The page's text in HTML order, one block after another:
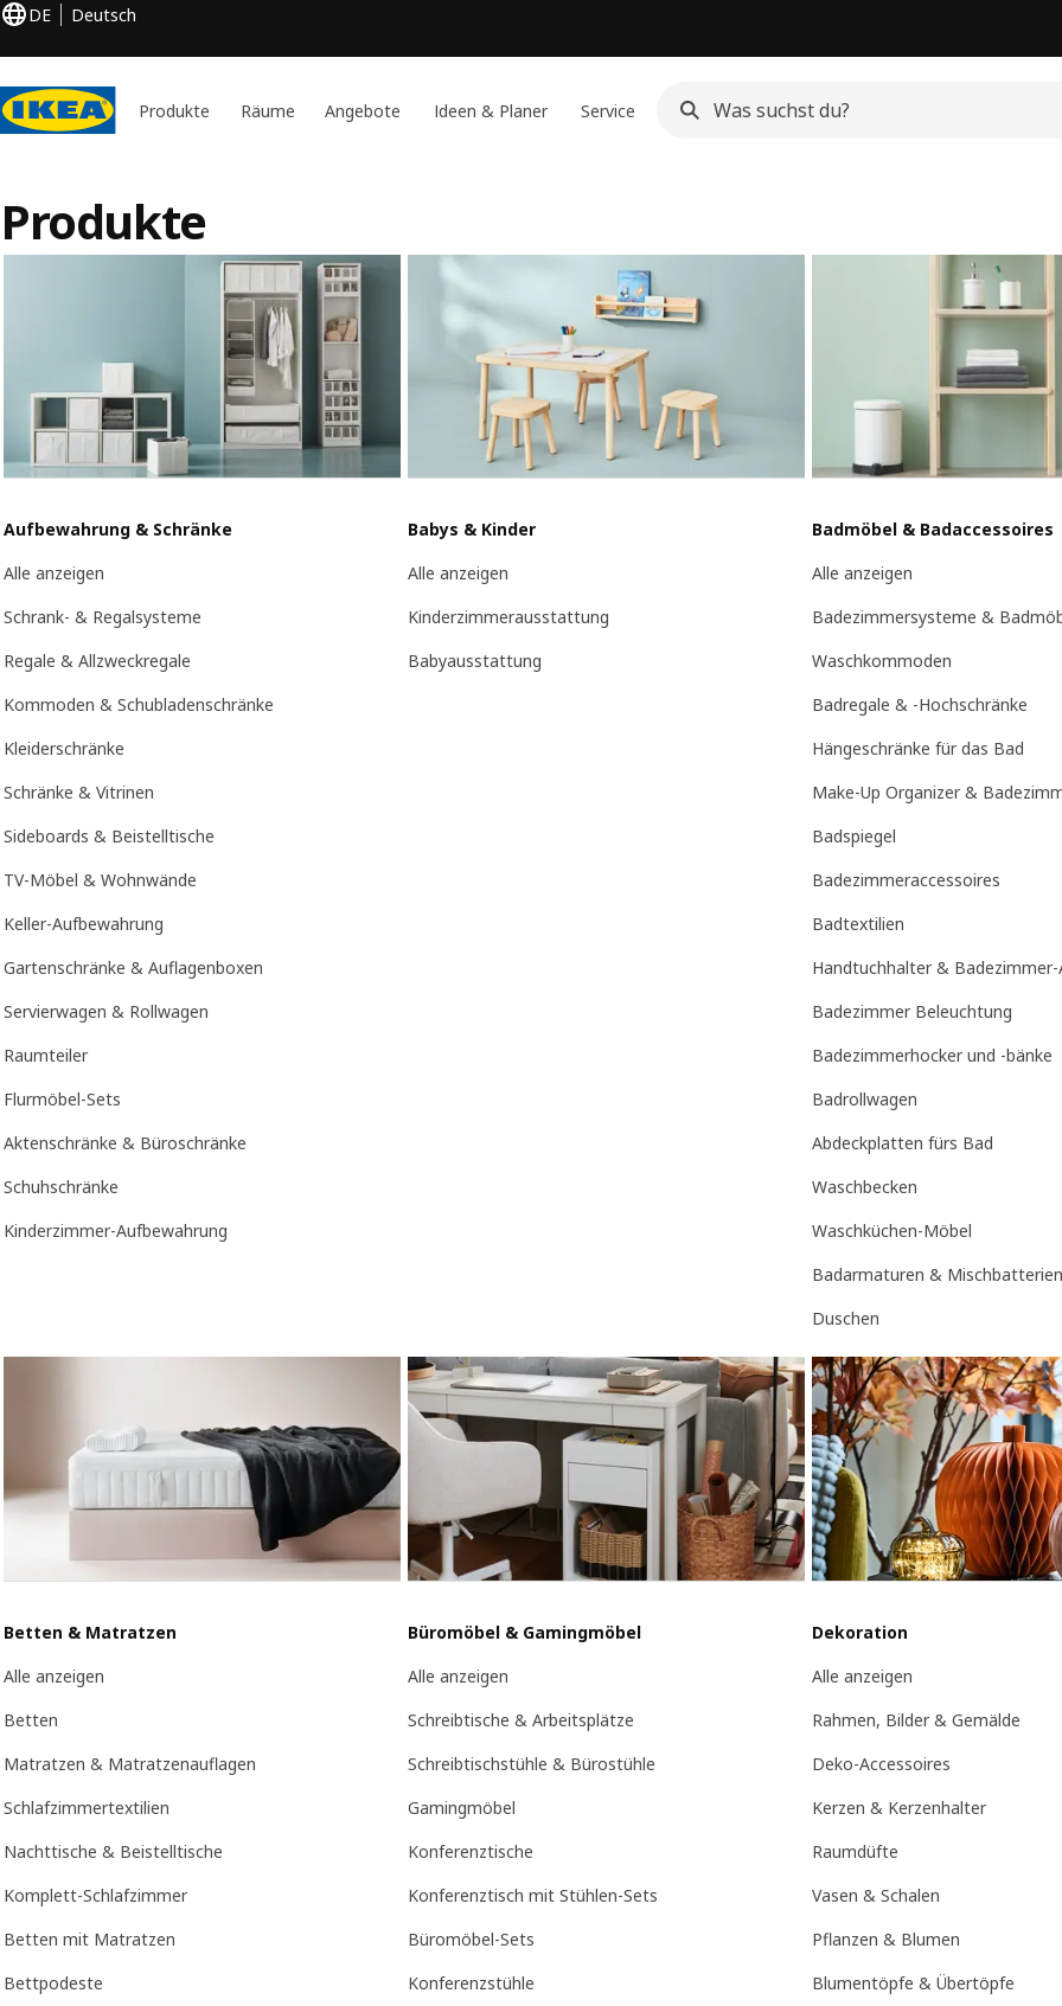
DE Deutsch
Produkte Räume Angebote Ideen & Planer Service
Produkte
Aufbewahrung & Schränke
Alle anzeigen
Schrank- & Regalsysteme
Regale & Allzweckregale
Kommoden & Schubladenschränke
Kleiderschränke
Schränke & Vitrinen
Sideboards & Beistelltische
TV-Möbel & Wohnwände
Keller-Aufbewahrung
Gartenschränke & Auflagenboxen
Servierwagen & Rollwagen
Raumteiler
Flurmöbel-Sets
Aktenschränke & Büroschränke
Schuhschränke
Kinderzimmer-Aufbewahrung
Babys & Kinder
Alle anzeigen
Kinderzimmerausstattung
Babyausstattung
Badmöbel & Badaccessoires
Alle anzeigen
Badezimmersysteme &
Waschkommoden
Badregale & -Hochschränke
Hängeschränke für das Bad
Make-Up Organizer &
Badspiegel
Badezimmeraccessoires
Badtextilien
Handtuchhalter & Badezimmer-
Badezimmer Beleuchtung
Badezimmerhocker und -bänke
Badrollwagen
Abdeckplatten fürs Bad
Waschbecken
Waschküchen-Möbel
Badarmaturen & Mischbatterien
Duschen
Betten & Matratzen
Alle anzeigen
Betten
Matratzen & Matratzenauflagen
Schlafzimmertextilien
Nachttische & Beistelltische
Komplett-Schlafzimmer
Betten mit Matratzen
Bettpodeste
Büromöbel & Gamingmöbel
Alle anzeigen
Schreibtische & Arbeitsplätze
Schreibtischstühle & Bürostühle
Gamingmöbel
Konferenztische
Konferenztisch mit Stühlen-Sets
Büromöbel-Sets
Konferenzstühle
Dekoration
Alle anzeigen
Rahmen, Bilder & Gemälde
Deko-Accessoires
Kerzen & Kerzenhalter
Raumdüfte
Vasen & Schalen
Pflanzen & Blumen
Blumentöpfe & Übertöpfe